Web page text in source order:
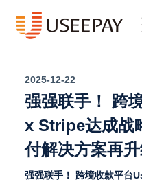
2025-12-22
强强联手！ 跨
x Stripe达成战
付解决方案再
强强联手！ 跨境收款平台